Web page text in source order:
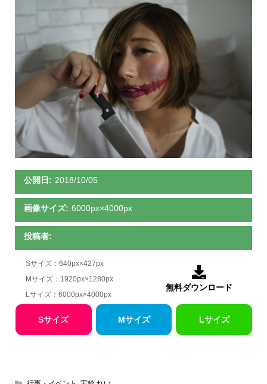
公開日: 2018/10/05
画像サイズ: 6000px×4000px
投稿者:
Sサイズ：640px×427px
Mサイズ：1920px×1280px
Lサイズ：6000px×4000px

無料ダウンロード
Sサイズ Mサイズ Lサイズ